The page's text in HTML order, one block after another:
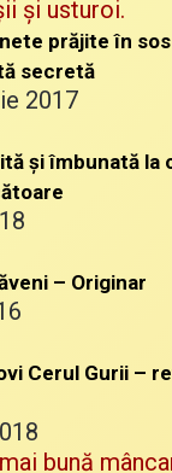
prăjite în
secretă
2017
și îmbunată la
– Originar
Cerul Gurii –